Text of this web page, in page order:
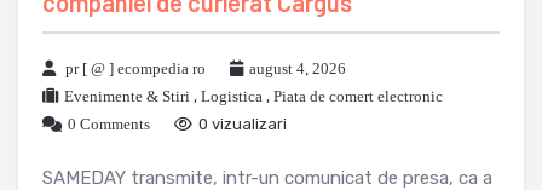
pr [ @ ] ecompedia ro
august 4, 2026
Evenimente & Stiri , Logistica , Piata de comert electronic
0 Comments
0 vizualizari
SAMEDAY transmite, intr-un comunicat de presa, ca a